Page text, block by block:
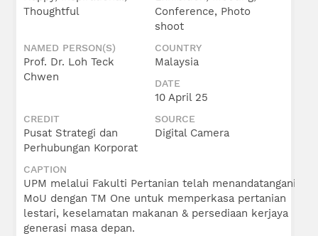
Thoughtful
Conference, Photo
shoot
NAMED PERSON(S)
Prof. Dr. Loh Teck
Chwen
COUNTRY
Malaysia
DATE
10 April 25
CREDIT
Pusat Strategi dan
Perhubungan Korporat
SOURCE
Digital Camera
CAPTION
UPM melalui Fakulti Pertanian telah menandatangani
MoU dengan TM One untuk memperkasa pertanian
lestari, keselamatan makanan & persediaan kerjaya
generasi masa depan.